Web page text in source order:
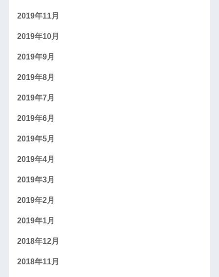
2019年11月
2019年10月
2019年9月
2019年8月
2019年7月
2019年6月
2019年5月
2019年4月
2019年3月
2019年2月
2019年1月
2018年12月
2018年11月